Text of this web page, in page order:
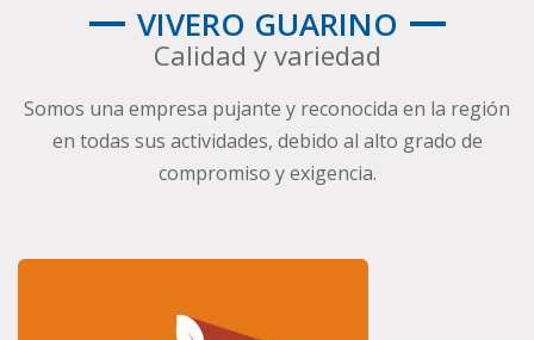
VIVERO GUARINO
Calidad y variedad
Somos una empresa pujante y reconocida en la región
en todas sus actividades, debido al alto grado de
compromiso y exigencia.